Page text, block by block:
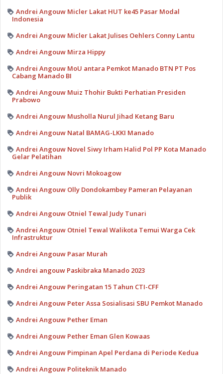
Andrei Angouw Micler Lakat HUT ke45 Pasar Modal
Indonesia
Andrei Angouw Micler Lakat Julises Oehlers Conny Lantu
Andrei Angouw Mirza Hippy
Andrei Angouw MoU antara Pemkot Manado BTN PT Pos
Cabang Manado BI
Andrei Angouw Muiz Thohir Bukti Perhatian Presiden
Prabowo
Andrei Angouw Musholla Nurul Jihad Ketang Baru
Andrei Angouw Natal BAMAG-LKKI Manado
Andrei Angouw Novel Siwy Irham Halid Pol PP Kota Manado
Gelar Pelatihan
Andrei Angouw Novri Mokoagow
Andrei Angouw Olly Dondokambey Pameran Pelayanan
Publik
Andrei Angouw Otniel Tewal Judy Tunari
Andrei Angouw Otniel Tewal Walikota Temui Warga Cek
Infrastruktur
Andrei Angouw Pasar Murah
Andrei angouw Paskibraka Manado 2023
Andrei Angouw Peringatan 15 Tahun CTI-CFF
Andrei Angouw Peter Assa Sosialisasi SBU Pemkot Manado
Andrei Angouw Pether Eman
Andrei Angouw Pether Eman Glen Kowaas
Andrei Angouw Pimpinan Apel Perdana di Periode Kedua
Andrei Angouw Politeknik Manado